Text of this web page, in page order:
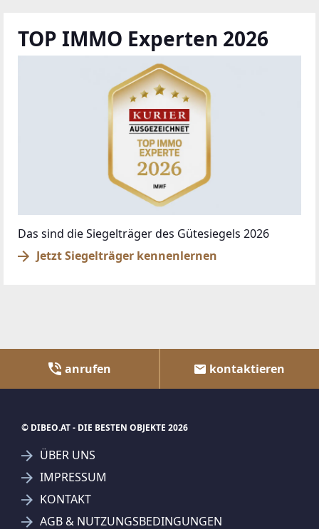
TOP IMMO Experten 2026
Das sind die Siegelträger des Gütesiegels 2026
Jetzt Siegelträger kennenlernen
anrufen kontaktieren
© DIBEO.AT - DIE BESTEN OBJEKTE 2026
ÜBER UNS
IMPRESSUM
KONTAKT
AGB & NUTZUNGSBEDINGUNGEN